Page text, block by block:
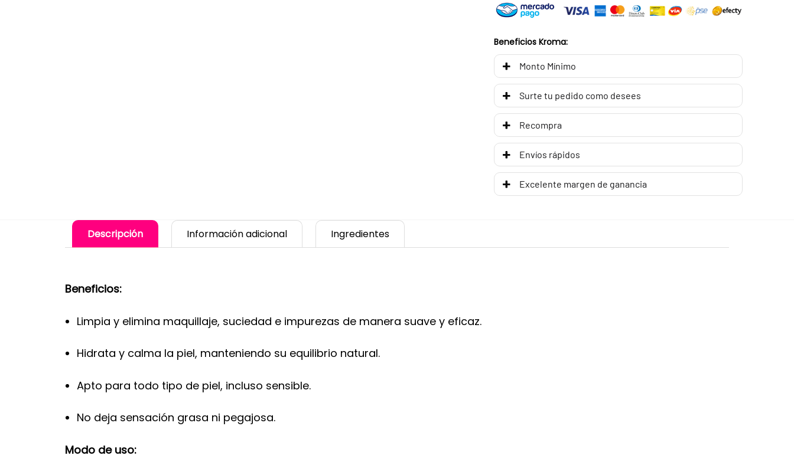
Beneficios Kroma:
Monto Mínimo
Surte tu pedido como desees
Recompra
Envíos rápidos
Excelente margen de ganancia
Descripción Información adicional Ingredientes
Beneficios:
Limpia y elimina maquillaje, suciedad e impurezas de manera suave y eficaz.
Hidrata y calma la piel, manteniendo su equilibrio natural.
Apto para todo tipo de piel, incluso sensible.
No deja sensación grasa ni pegajosa.
Modo de uso: